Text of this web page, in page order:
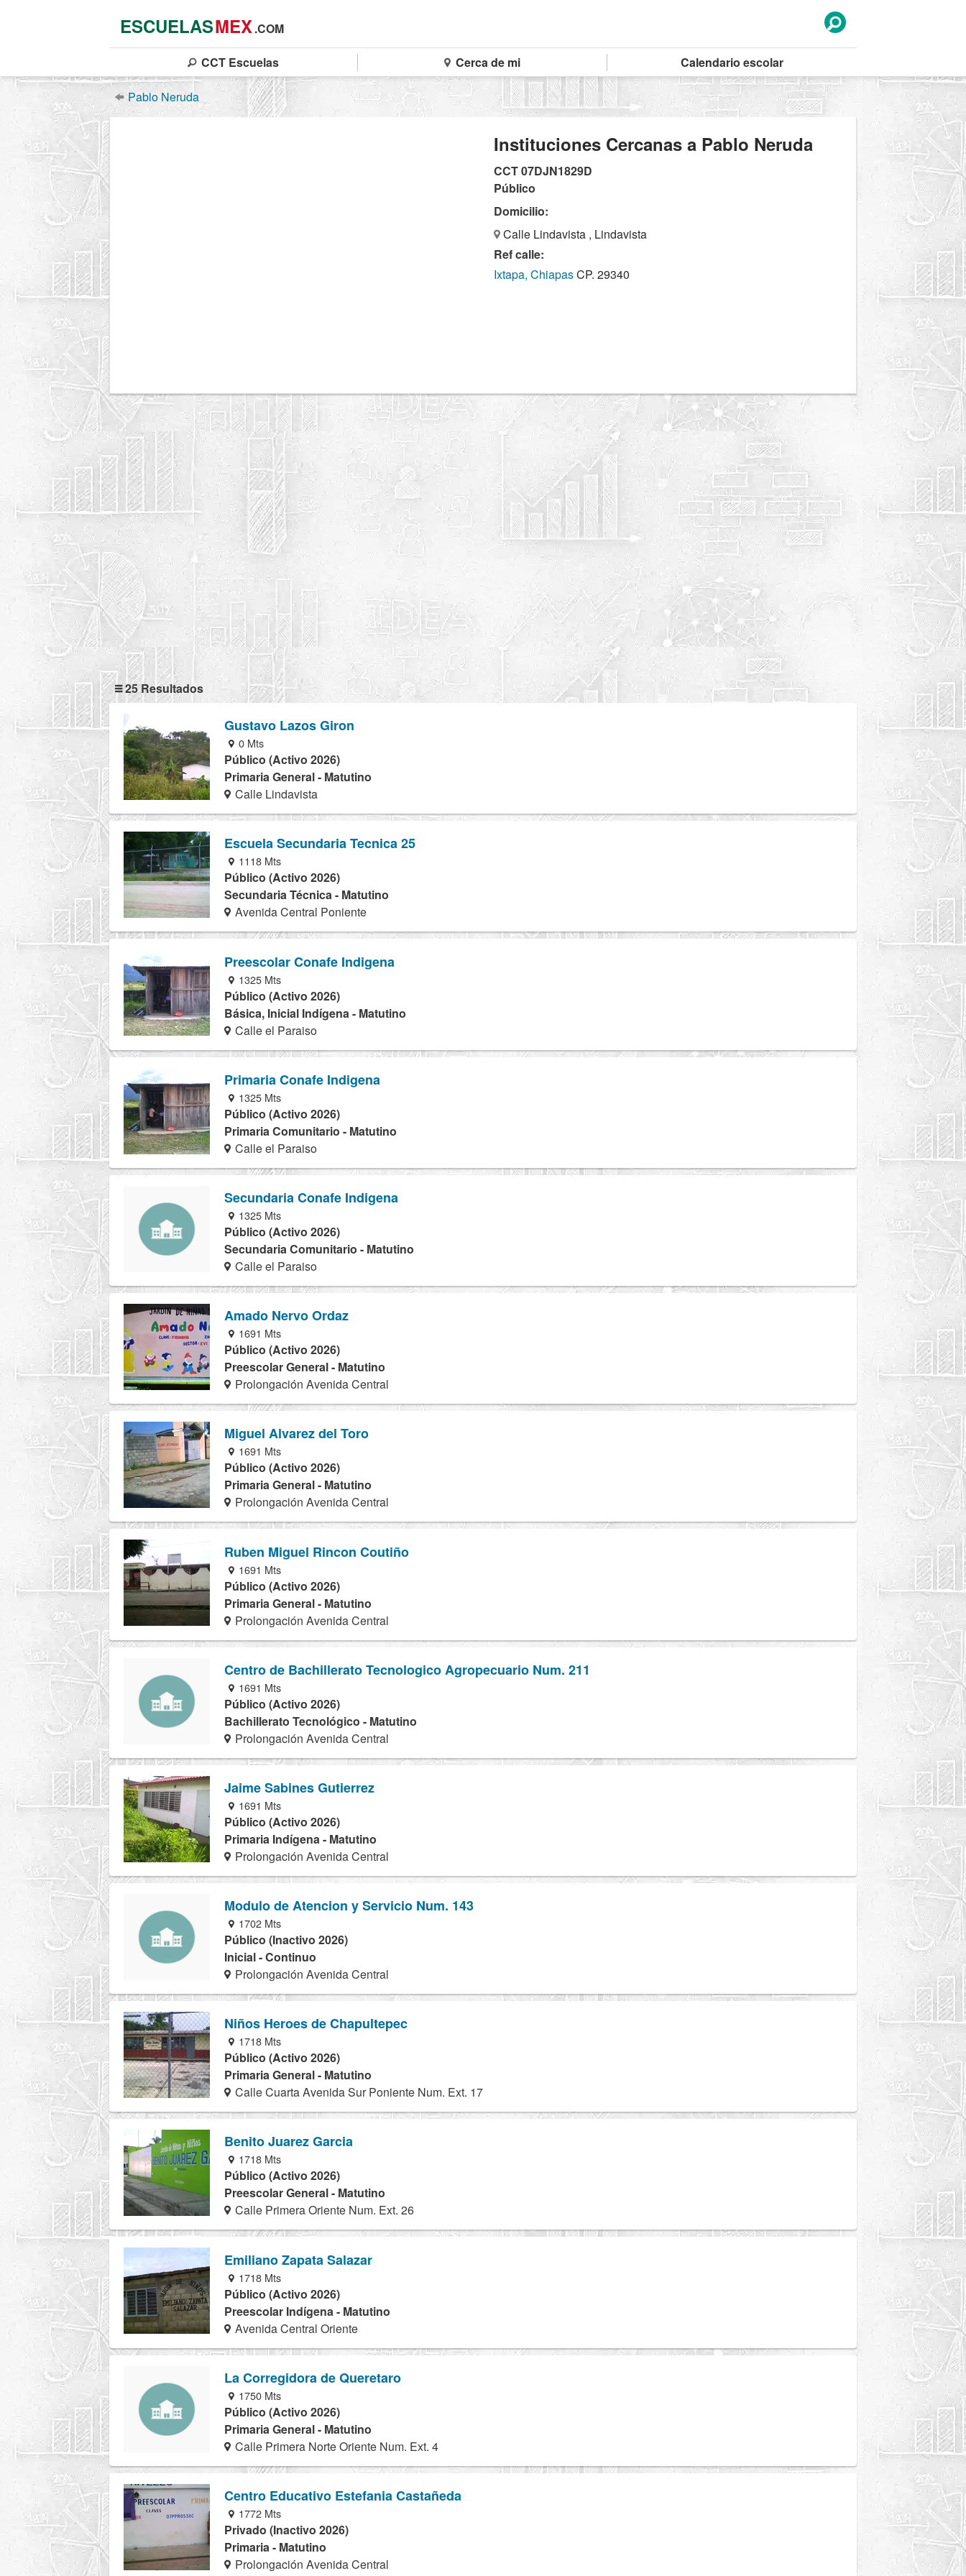
ESCUELASMEX.COM
CCT Escuelas Cerca de mi Calendario escolar
Pablo Neruda
Instituciones Cercanas a Pablo Neruda
CCT 07DJN1829D
Público
Domicilio:
Calle Lindavista , Lindavista
Ref calle:
Ixtapa, ChiapasCP. 29340
25 Resultados
Gustavo Lazos Giron
0 Mts
Público (Activo 2026)
Primaria General - Matutino
Calle Lindavista
Escuela Secundaria Tecnica 25
1118 Mts
Público (Activo 2026)
Secundaria Técnica - Matutino
Avenida Central Poniente
Preescolar Conafe Indigena
1325 Mts
Público (Activo 2026)
Básica, Inicial Indígena - Matutino
Calle el Paraiso
Primaria Conafe Indigena
1325 Mts
Público (Activo 2026)
Primaria Comunitario - Matutino
Calle el Paraiso
Secundaria Conafe Indigena
1325 Mts
Público (Activo 2026)
Secundaria Comunitario - Matutino
Calle el Paraiso
Amado Nervo Ordaz
1691 Mts
Público (Activo 2026)
Preescolar General - Matutino
Prolongación Avenida Central
Miguel Alvarez del Toro
1691 Mts
Público (Activo 2026)
Primaria General - Matutino
Prolongación Avenida Central
Ruben Miguel Rincon Coutiño
1691 Mts
Público (Activo 2026)
Primaria General - Matutino
Prolongación Avenida Central
Centro de Bachillerato Tecnologico Agropecuario Num. 211
1691 Mts
Público (Activo 2026)
Bachillerato Tecnológico - Matutino
Prolongación Avenida Central
Jaime Sabines Gutierrez
1691 Mts
Público (Activo 2026)
Primaria Indígena - Matutino
Prolongación Avenida Central
Modulo de Atencion y Servicio Num. 143
1702 Mts
Público (Inactivo 2026)
Inicial - Continuo
Prolongación Avenida Central
Niños Heroes de Chapultepec
1718 Mts
Público (Activo 2026)
Primaria General - Matutino
Calle Cuarta Avenida Sur Poniente Num. Ext. 17
Benito Juarez Garcia
1718 Mts
Público (Activo 2026)
Preescolar General - Matutino
Calle Primera Oriente Num. Ext. 26
Emiliano Zapata Salazar
1718 Mts
Público (Activo 2026)
Preescolar Indígena - Matutino
Avenida Central Oriente
La Corregidora de Queretaro
1750 Mts
Público (Activo 2026)
Primaria General - Matutino
Calle Primera Norte Oriente Num. Ext. 4
Centro Educativo Estefania Castañeda
1772 Mts
Privado (Inactivo 2026)
Primaria - Matutino
Prolongación Avenida Central